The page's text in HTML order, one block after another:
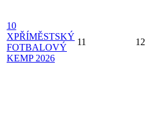
10
XPŘÍMĚSTSKÝ
FOTBALOVÝ
KEMP 2026
11 12